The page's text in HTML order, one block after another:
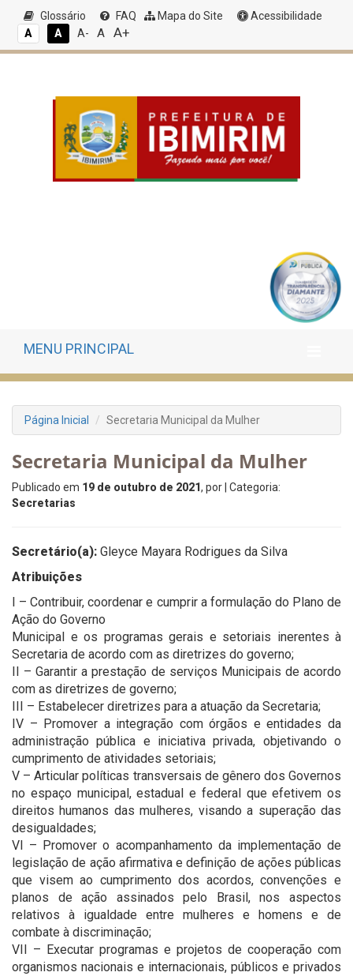
Glossário FAQ Mapa do Site
Acessibilidade
A
A A- A A+
MENU PRINCIPAL
Página Inicial Secretaria Municipal da Mulher
Secretaria Municipal da Mulher
Publicado em 19 de outubro de 2021, por | Categoria:
Secretarias
Secretário(a): Gleyce Mayara Rodrigues da Silva
Atribuições
I – Contribuir, coordenar e cumprir a formulação do Plano de
Ação do Governo
Municipal e os programas gerais e setoriais inerentes à
Secretaria de acordo com as diretrizes do governo;
II – Garantir a prestação de serviços Municipais de acordo
com as diretrizes de governo;
III – Estabelecer diretrizes para a atuação da Secretaria;
IV – Promover a integração com órgãos e entidades da
administração pública e iniciativa privada, objetivando o
cumprimento de atividades setoriais;
V – Articular políticas transversais de gênero dos Governos
no espaço municipal, estadual e federal que efetivem os
direitos humanos das mulheres, visando a superação das
desigualdades;
VI – Promover o acompanhamento da implementação de
legislação de ação afirmativa e definição de ações públicas
que visem ao cumprimento dos acordos, convenções e
planos de ação assinados pelo Brasil, nos aspectos
relativos à igualdade entre mulheres e homens e de
combate à discriminação;
VII – Executar programas e projetos de cooperação com
organismos nacionais e internacionais, públicos e privados